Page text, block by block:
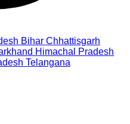
Bihar Chhattisgarh
Himachal Pradesh
Telangana